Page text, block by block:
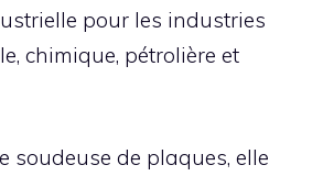
pour les industries
chimique, pétrolière et
soudeuse de plaques, elle